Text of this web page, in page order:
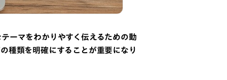
ーマをわかりやすく伝えるための動
種類を明確にすることが重要になり